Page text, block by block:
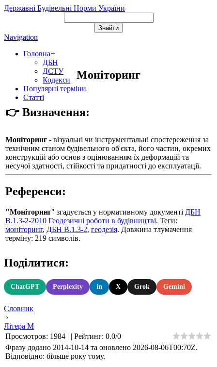
Державні Будівельні Норми України
Navigation
Головна+
ДБН
ДСТУ
Кодекси
Популярні терміни
Статті
Моніторинг
👉 Визначення:
Моніторинг - візуальні чи інструментальні спостереження за
технічним станом будівельного об'єкта, його частин, окремих
конструкцій або основ з оцінюванням їх деформацій та
несучої здатності, стійкості та придатності до експлуатації.
Референси:
"Моніторинг" згадується у нормативному документі ДБН
В.1.3-2-2010 Геодезичні роботи в будівництві. Теги:
моніторинг, ДБН В.1.3-2, геодезія. Довжина тлумачення
терміну: 219 символів.
Поділитися:
ChatGPT Perplexity in X Grok Gemini
Словник
›
Літера М
Просмотров: 1984 | | Рейтинг: 0.0/0
Фразу додано 2014-10-14 та оновлено 2026-08-06T00:70Z.
Відповідно: більше року тому.